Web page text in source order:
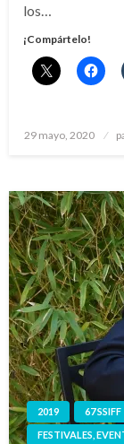
los…
¡Compártelo!
Publicado
29 mayo, 2020
2019 67 SSIFF
FESTIVALES,